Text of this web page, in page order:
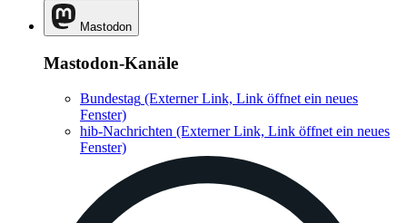
Mastodon
Mastodon-Kanäle
Bundestag (Externer Link, Link öffnet ein neues
Fenster)
hib-Nachrichten (Externer Link, Link öffnet ein neues
Fenster)